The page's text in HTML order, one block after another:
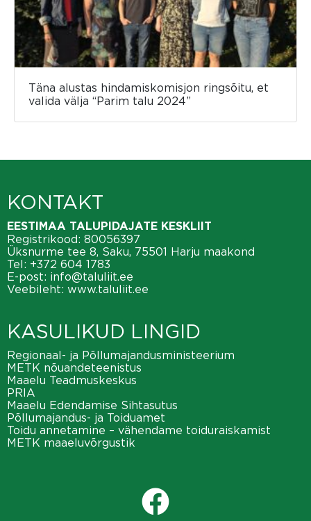
Täna alustas hindamiskomisjon ringsõitu, et
valida välja “Parim talu 2024”
KONTAKT
EESTIMAA TALUPIDAJATE KESKLIIT
Registrikood: 80056397
Üksnurme tee 8, Saku, 75501 Harju maakond
Tel: +372 604 1783
E-post: info@taluliit.ee
Veebileht: www.taluliit.ee
KASULIKUD LINGID
Regionaal- ja Põllumajandusministeerium
METK nõuandeteenistus
Maaelu Teadmuskeskus
PRIA
Maaelu Edendamise Sihtasutus
Põllumajandus- ja Toiduamet
Toidu annetamine – vähendame toiduraiskamist
METK maaeluvõrgustik